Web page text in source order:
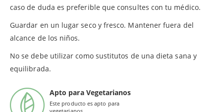
caso de duda es preferible que consultes con tu médico.
Guardar en un lugar seco y fresco. Mantener fuera del
alcance de los niños.
No se debe utilizar como sustitutos de una dieta sana y
equilibrada.
Apto para Vegetarianos
Este producto es apto para